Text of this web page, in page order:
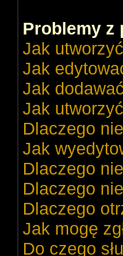
Problemy z
Jak
Jak
Jak
Jak
Dlaczego
Jak
Dlaczego
Dlaczego
Dlaczego
Jak mogę
Do czego